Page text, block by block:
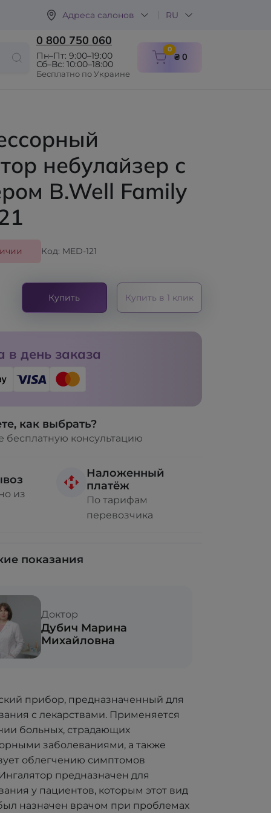
Адреса салонов RU
0 800 750 060
Пн–Пт: 9:00–19:00
Сб–Вс: 10:00–18:00
Бесплатно по Украине
0items in cart
₴ 0
небулайзер с
B.Well Family
Код: MED-121
Купить Купить в 1 клик
в день заказа
как выбрать?
бесплатную консультацию
из
Наложенный
платёж
По тарифам
перевозчика
показания
Доктор
Дубич Марина
Михайловна
прибор, предназначенный для
с лекарствами. Применяется
больных, страдающих
заболеваниями, а также
облегчению симптомов
предназначен для
у пациентов, которым этот вид
назначен врачом при проблемах